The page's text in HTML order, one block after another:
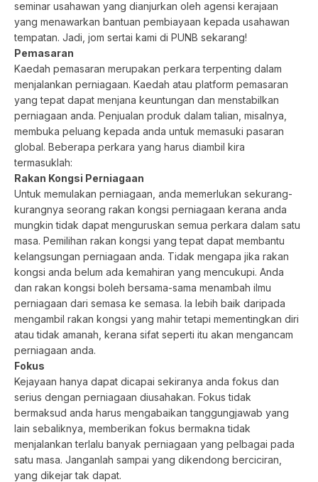
seminar usahawan yang dianjurkan oleh agensi kerajaan
yang menawarkan bantuan pembiayaan kepada usahawan
tempatan. Jadi, jom sertai kami di PUNB sekarang!
Pemasaran
Kaedah pemasaran merupakan perkara terpenting dalam
menjalankan perniagaan. Kaedah atau platform pemasaran
yang tepat dapat menjana keuntungan dan menstabilkan
perniagaan anda. Penjualan produk dalam talian, misalnya,
membuka peluang kepada anda untuk memasuki pasaran
global. Beberapa perkara yang harus diambil kira
termasuklah:
Rakan Kongsi Perniagaan
Untuk memulakan perniagaan, anda memerlukan sekurang-
kurangnya seorang rakan kongsi perniagaan kerana anda
mungkin tidak dapat menguruskan semua perkara dalam satu
masa. Pemilihan rakan kongsi yang tepat dapat membantu
kelangsungan perniagaan anda. Tidak mengapa jika rakan
kongsi anda belum ada kemahiran yang mencukupi. Anda
dan rakan kongsi boleh bersama-sama menambah ilmu
perniagaan dari semasa ke semasa. Ia lebih baik daripada
mengambil rakan kongsi yang mahir tetapi mementingkan diri
atau tidak amanah, kerana sifat seperti itu akan mengancam
perniagaan anda.
Fokus
Kejayaan hanya dapat dicapai sekiranya anda fokus dan
serius dengan perniagaan diusahakan. Fokus tidak
bermaksud anda harus mengabaikan tanggungjawab yang
lain sebaliknya, memberikan fokus bermakna tidak
menjalankan terlalu banyak perniagaan yang pelbagai pada
satu masa. Janganlah sampai yang dikendong berciciran,
yang dikejar tak dapat.